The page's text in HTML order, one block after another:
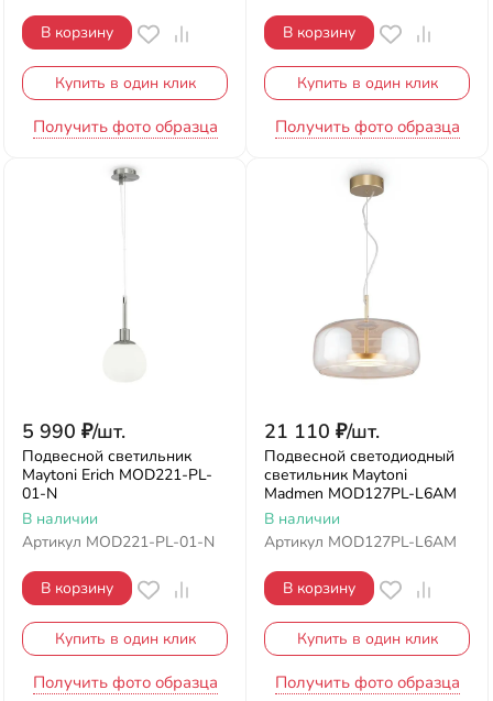
В корзину
Купить в один клик
Получить фото образца
В корзину
Купить в один клик
Получить фото образца
5 990 ₽/шт.
Подвесной светильник
Maytoni Erich MOD221-PL-
01-N
В наличии
Артикул MOD221-PL-01-N
В корзину
Купить в один клик
Получить фото образца
21 110 ₽/шт.
Подвесной светодиодный
светильник Maytoni
Madmen MOD127PL-L6AM
В наличии
Артикул MOD127PL-L6AM
В корзину
Купить в один клик
Получить фото образца